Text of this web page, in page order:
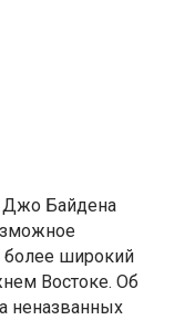
Джо Байдена
более широкий
Востоке. Об
неназванных